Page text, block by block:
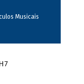
Musicais